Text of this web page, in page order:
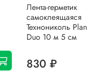
Лента-герметик
самоклеящаяся
Технониколь
Duo 10 м 5 см
830 ₽